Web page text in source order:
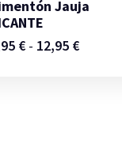
Jauja
€ - 12,95 €Rango